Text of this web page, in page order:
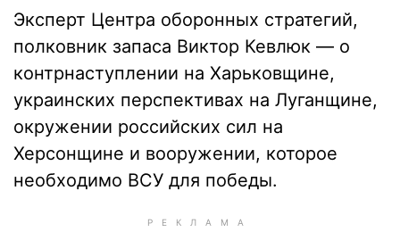
Эксперт Центра оборонных стратегий,
полковник запаса Виктор Кевлюк — о
контрнаступлении на Харьковщине,
украинских перспективах на Луганщине,
окружении российских сил на
Херсонщине и вооружении, которое
необходимо ВСУ для победы.